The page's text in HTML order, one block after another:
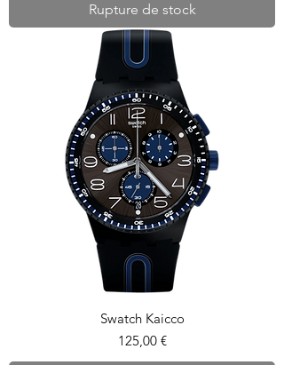
Rupture de stock
Swatch Kaicco
Prix
125,00 €